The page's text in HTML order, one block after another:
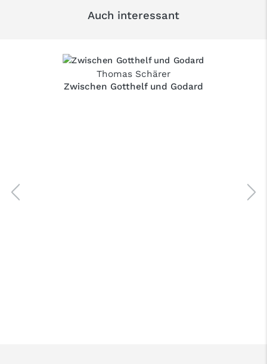
Auch interessant
Thomas Schärer
Zwischen Gotthelf und Godard